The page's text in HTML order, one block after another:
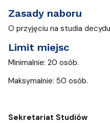
Zasady naboru
O przyjęciu na studia
Limit miejsc
Minimalnie: 20 osób.
Maksymalnie: 50 osób.
Sekretariat Studiów